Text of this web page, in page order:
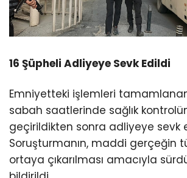
16 Şüpheli Adliyeye Sevk Edildi
Emniyetteki işlemleri
sabah saatlerinde sağlık
geçirildikten sonra adliyeye sevk
Soruşturmanın, maddi gerçeğin
ortaya çıkarılması amacıyla